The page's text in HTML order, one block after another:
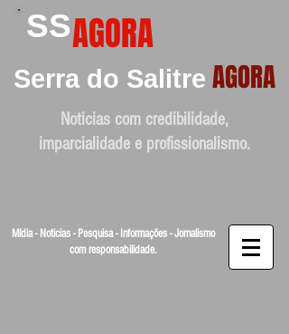
SSAGORA
Serra do Salitre AGORA
Noticias com credibilidade,
imparcialidade e profissionalismo.
Mídia - Noticias - Pesquisa - Informações - Jornalismo
com responsabilidade.